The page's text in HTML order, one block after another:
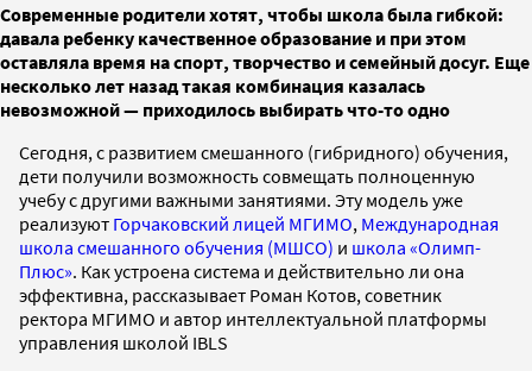
Современные родители хотят, чтобы школа была гибкой:
давала ребенку качественное образование и при этом
оставляла время на спорт, творчество и семейный досуг. Еще
несколько лет назад такая комбинация казалась
невозможной — приходилось выбирать что-то одно
Сегодня, с развитием смешанного (гибридного) обучения,
дети получили возможность совмещать полноценную
учебу с другими важными занятиями. Эту модель уже
реализуют Горчаковский лицей МГИМО, Международная
школа смешанного обучения (МШСО) и школа «Олимп-
Плюс». Как устроена система и действительно ли она
эффективна, рассказывает Роман Котов, советник
ректора МГИМО и автор интеллектуальной платформы
управления школой IBLS